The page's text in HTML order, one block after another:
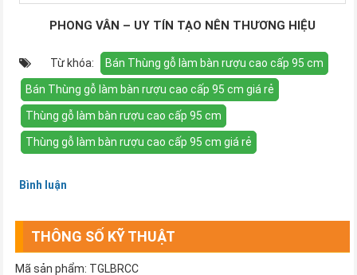
PHONG VÂN – UY TÍN TẠO NÊN THƯƠNG HIỆU
Từ khóa: Bán Thùng gỗ làm bàn rượu cao cấp 95 cm
Bán Thùng gỗ làm bàn rượu cao cấp 95 cm giá rẻ
Thùng gỗ làm bàn rượu cao cấp 95 cm
Thùng gỗ làm bàn rượu cao cấp 95 cm giá rẻ
Bình luận
THÔNG SỐ KỸ THUẬT
Mã sản phẩm: TGLBRCC